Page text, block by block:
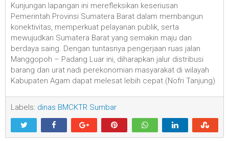
Kunjungan lapangan ini merefleksikan keseriusan
Pemerintah Provinsi Sumatera Barat dalam membangun
konektivitas, memperkuat pelayanan publik, serta
mewujudkan Sumatera Barat yang semakin maju dan
berdaya saing. Dengan tuntasnya pengerjaan ruas jalan
Manggopoh – Padang Luar ini, diharapkan jalur distribusi
barang dan urat nadi perekonomian masyarakat di wilayah
Kabupaten Agam dapat melesat lebih cepat.(Nofri Tanjung)
Labels: dinas BMCKTR Sumbar